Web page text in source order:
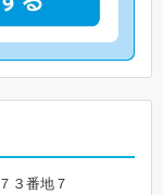
３番地７